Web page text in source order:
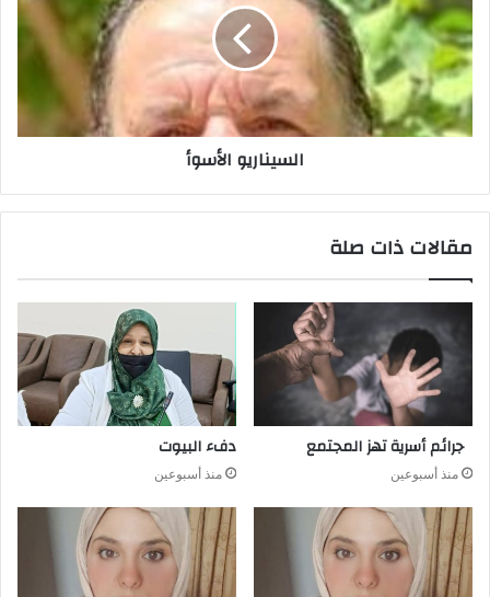
السيناريو الأسوأ
مقالات ذات صلة
جرائم أسرية تهز المجتمع
منذ أسبوعين
دفء البيوت
منذ أسبوعين